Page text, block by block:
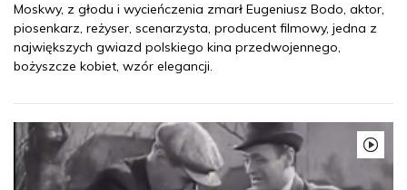
Moskwy, z głodu i wycieńczenia zmarł Eugeniusz Bodo, aktor,
piosenkarz, reżyser, scenarzysta, producent filmowy, jedna z
największych gwiazd polskiego kina przedwojennego,
bożyszcze kobiet, wzór elegancji.